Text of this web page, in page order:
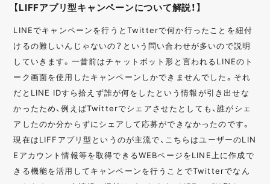
【LIFFアプリ型キャンペーンについて解説！】
LINEでキャンペーンを行うとTwitterで何か行ったことを紐付
けるの難しいんじゃないの？という問い合わせが多いので説明
していきます。一昔前はチャットボット形と言われるLINEのト
ーク画面を使用したキャンペーンしかできませんでした。それ
だとLINE IDすら拾えず誰が何をしたという情報が引き出せな
かったため、例えばTwitterでシェアさせたとしても、誰がシェ
アしたのか分からずにシェアして応募ができなかったのです。
現在はLIFFアプリ型というのが主流で、こちらはユーザーのLIN
Eアカウント情報等を取得できるWEBページをLINE上に作成で
きる機能を活用してキャンペーンを行うことでTwitterでなん